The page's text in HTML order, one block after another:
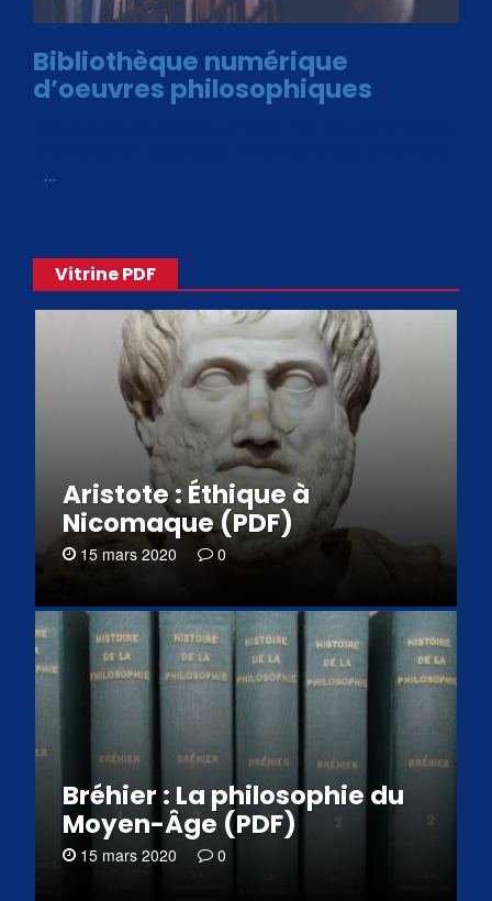
Bibliothèque numérique
d’oeuvres philosophiques
…
Vitrine PDF
Aristote : Éthique à
Nicomaque (PDF)
15 mars 2020 0
Bréhier : La philosophie du
Moyen-Âge (PDF)
15 mars 2020 0